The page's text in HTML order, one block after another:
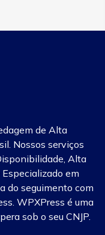
de Alta
Nossos serviços
Alta
em
do seguimento com
WPXPress é uma
sob o seu CNJP.